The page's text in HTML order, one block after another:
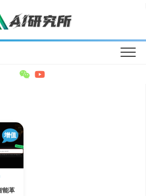
增值
能革